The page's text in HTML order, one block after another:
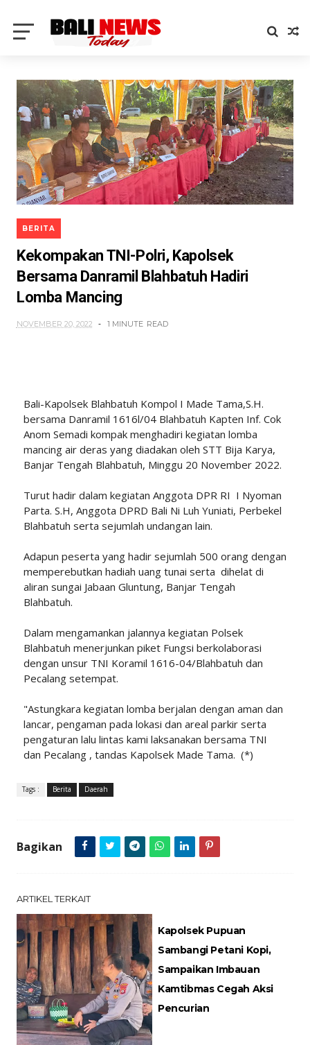
BERITA
Kekompakan TNI-Polri, Kapolsek
Bersama Danramil Blahbatuh Hadiri
Lomba Mancing
NOVEMBER 20, 2022 1 MINUTE READ
Bali-Kapolsek Blahbatuh Kompol I Made Tama,S.H.
bersama Danramil 1616l/04 Blahbatuh Kapten Inf. Cok
Anom Semadi kompak menghadiri kegiatan lomba
mancing air deras yang diadakan oleh STT Bija Karya,
Banjar Tengah Blahbatuh, Minggu 20 November 2022.
Turut hadir dalam kegiatan Anggota DPR RI I Nyoman
Parta. S.H, Anggota DPRD Bali Ni Luh Yuniati, Perbekel
Blahbatuh serta sejumlah undangan lain.
Adapun peserta yang hadir sejumlah 500 orang dengan
memperebutkan hadiah uang tunai serta dihelat di
aliran sungai Jabaan Gluntung, Banjar Tengah
Blahbatuh.
Dalam mengamankan jalannya kegiatan Polsek
Blahbatuh menerjunkan piket Fungsi berkolaborasi
dengan unsur TNI Koramil 1616-04/Blahbatuh dan
Pecalang setempat.
"Astungkara kegiatan lomba berjalan dengan aman dan
lancar, pengaman pada lokasi dan areal parkir serta
pengaturan lalu lintas kami laksanakan bersama TNI
dan Pecalang , tandas Kapolsek Made Tama. (*)
Tags : Berita Daerah
Bagikan
ARTIKEL TERKAIT
Kapolsek Pupuan
Sambangi Petani Kopi,
Sampaikan Imbauan
Kamtibmas Cegah Aksi
Pencurian